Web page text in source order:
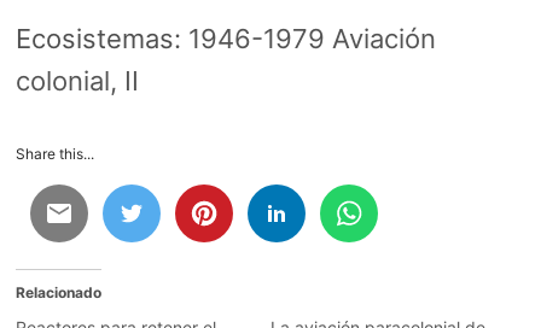
Ecosistemas: 1946-1979 Aviación
colonial, II
Share this...
Relacionado